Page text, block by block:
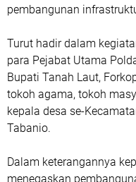
pembangunan
Turut hadir dalam
para Pejabat Utama
Bupati Tanah Laut,
tokoh agama, tokoh
kepala desa se-
Tabanio.
Dalam keterangannya
menegaskan